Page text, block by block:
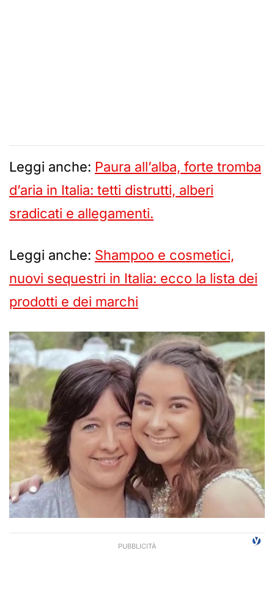
Leggi anche: Paura all’alba, forte tromba
d’aria in Italia: tetti distrutti, alberi
sradicati e allegamenti.
Leggi anche: Shampoo e cosmetici,
nuovi sequestri in Italia: ecco la lista dei
prodotti e dei marchi